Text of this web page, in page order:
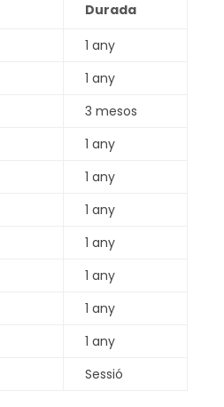
Durada
1 any
1 any
3 mesos
1 any
1 any
1 any
1 any
1 any
1 any
1 any
Sessió